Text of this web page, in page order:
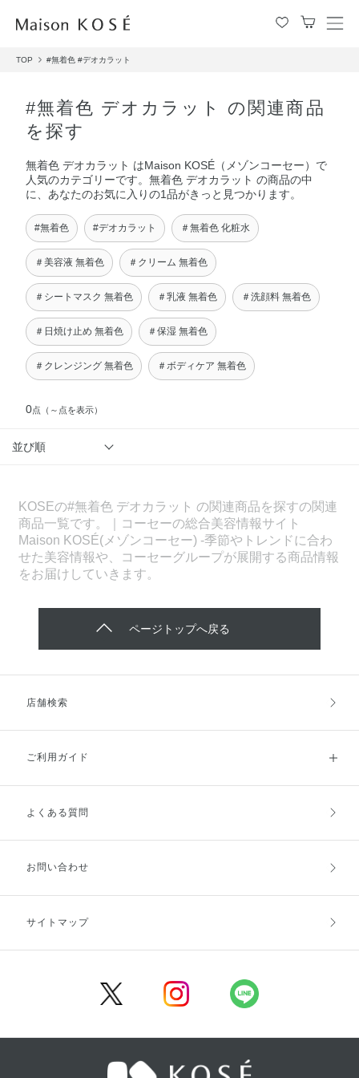
メ
TOP #無着色 #デオカラット
#無着色 デオカラット の関連商品
を探す
無着色 デオカラット はMaison KOSÉ（メゾンコーセー）で
人気のカテゴリーです。無着色 デオカラット の商品の中
に、あなたのお気に入りの1品がきっと見つかります。
#無着色 #デオカラット ＃無着色 化粧水
＃美容液 無着色 ＃クリーム 無着色
＃シートマスク 無着色 ＃乳液 無着色 ＃洗顔料 無着色
＃日焼け止め 無着色 ＃保湿 無着色
＃クレンジング 無着色 ＃ボディケア 無着色
0点 （～点を表示）
並び順
KOSEの#無着色 デオカラット の関連商品を探すの関連
商品一覧です。｜コーセーの総合美容情報サイト
Maison KOSÉ(メゾンコーセー) -季節やトレンドに合わ
せた美容情報や、コーセーグループが展開する商品情報
をお届けしていきます。
ページトップへ戻る
店舗検索
ご利用ガイド
ご利用ガイドトップ
お支払方法
キャンセル・返品・交換
よくある質問
お問い合わせ
サイトマップ